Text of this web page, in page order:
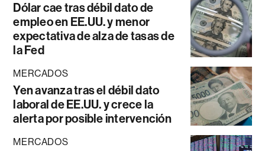
Dólar cae tras débil dato de
empleo en EE.UU. y menor
expectativa de alza de tasas de
la Fed
MERCADOS
Yen avanza tras el débil dato
laboral de EE.UU. y crece la
alerta por posible intervención
MERCADOS